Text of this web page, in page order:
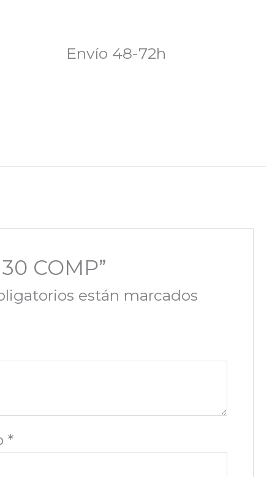
Envío 48-72h
COMP”
están marcados
*